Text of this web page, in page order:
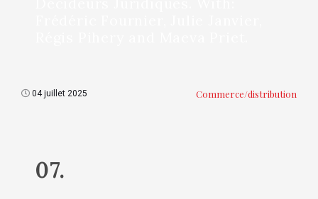
04 juillet 2025 Commerce/distribution
07.